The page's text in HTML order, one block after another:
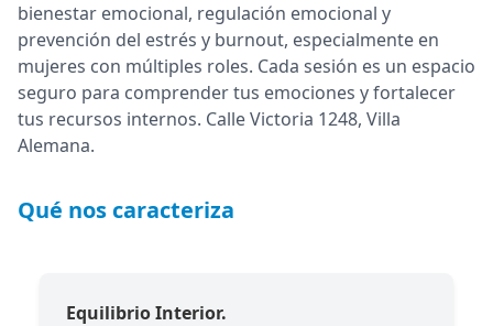
bienestar emocional, regulación emocional y
prevención del estrés y burnout, especialmente en
mujeres con múltiples roles. Cada sesión es un espacio
seguro para comprender tus emociones y fortalecer
tus recursos internos. Calle Victoria 1248, Villa
Alemana.
Qué nos caracteriza
Equilibrio Interior.